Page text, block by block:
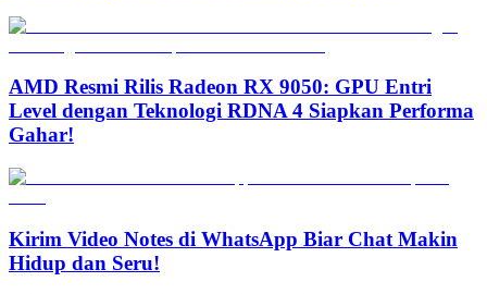
AMD Resmi Rilis Radeon RX 9050: GPU Entri
Level dengan Teknologi RDNA 4 Siapkan Performa
Gahar!
Kirim Video Notes di WhatsApp Biar Chat Makin
Hidup dan Seru!